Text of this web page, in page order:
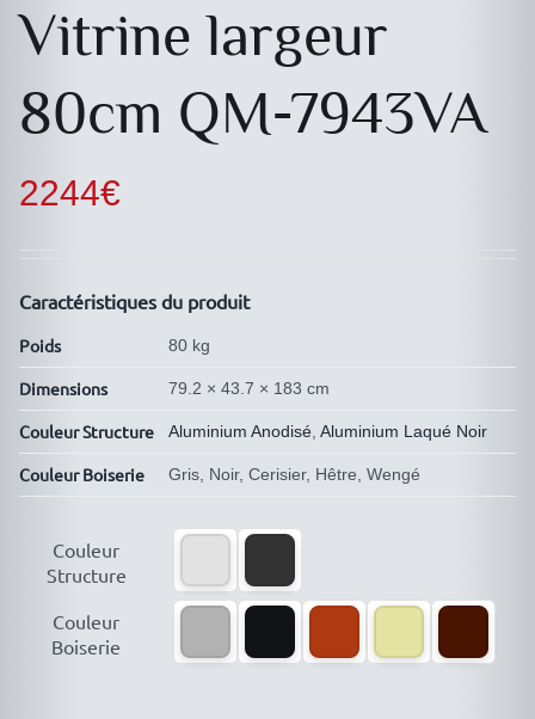
Vitrine largeur
80cm QM-7943VA
2244€
Caractéristiques du produit
Poids 80 kg
Dimensions 79.2 × 43.7 × 183 cm
Couleur Structure Aluminium Anodisé, Aluminium Laqué Noir
Couleur Boiserie Gris, Noir, Cerisier, Hêtre, Wengé
Couleur
Structure
Couleur
Boiserie